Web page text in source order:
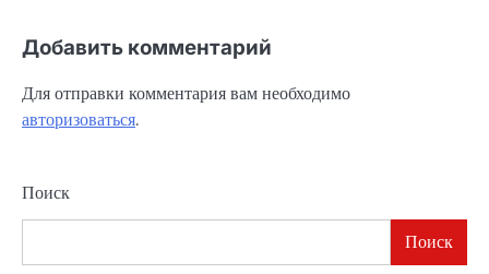
Добавить комментарий
Для отправки комментария вам необходимо
авторизоваться.
Поиск
Поиск